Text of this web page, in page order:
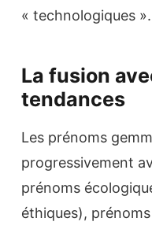
« technologiques ».
La fusion
tendances
Les prénoms
progressivement
prénoms
éthiques),